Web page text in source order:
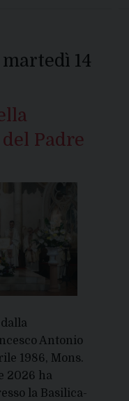
14
Padre
Antonio
1986, Mons.
2026 ha
la Basilica-